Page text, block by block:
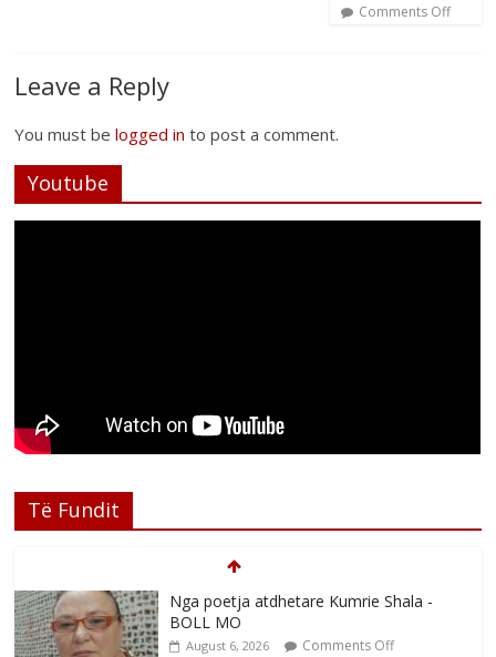
Comments Off
Leave a Reply
You must belogged in to post a comment.
Youtube
Të Fundit
Nga poetja atdhetare Kumrie Shala -
BOLL MO
August 6, 2026 Comments Off